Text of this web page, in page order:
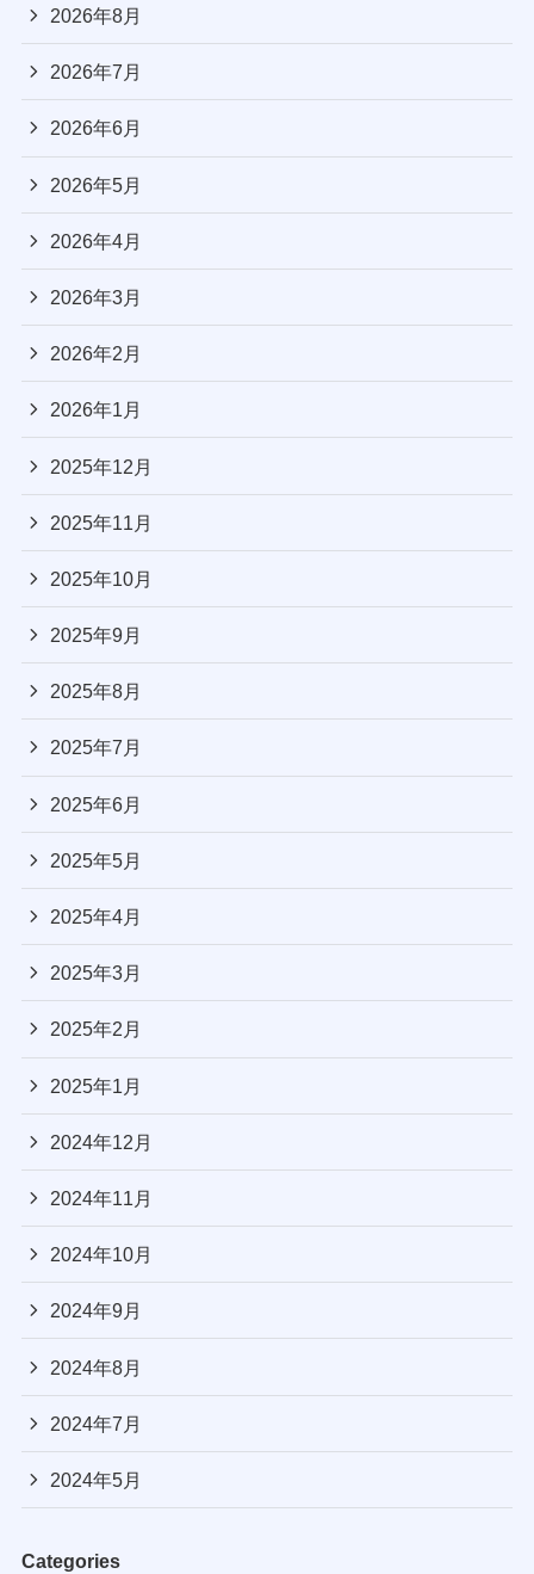
2026年8月
2026年7月
2026年6月
2026年5月
2026年4月
2026年3月
2026年2月
2026年1月
2025年12月
2025年11月
2025年10月
2025年9月
2025年8月
2025年7月
2025年6月
2025年5月
2025年4月
2025年3月
2025年2月
2025年1月
2024年12月
2024年11月
2024年10月
2024年9月
2024年8月
2024年7月
2024年5月
Categories